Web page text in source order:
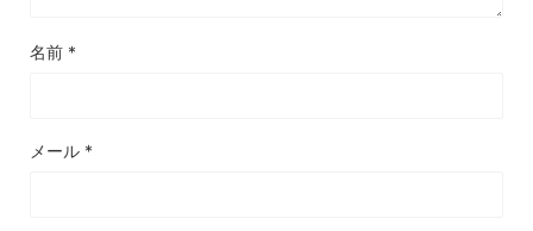
名前 *
メール *